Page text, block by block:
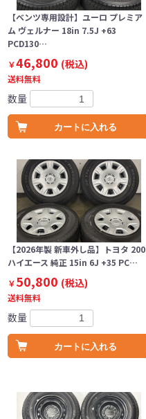
【ベンツ専用設計】ユーロ プレミア
ム ヴェルナー 18in 7.5J +63
PCD130…
￥46,800 (税込)
送料無料
数量
カートに入れる
【2026年製 新車外し品】トヨタ 200
ハイエース 純正 15in 6J +35 PC…
￥50,800 (税込)
送料無料
数量
カートに入れる